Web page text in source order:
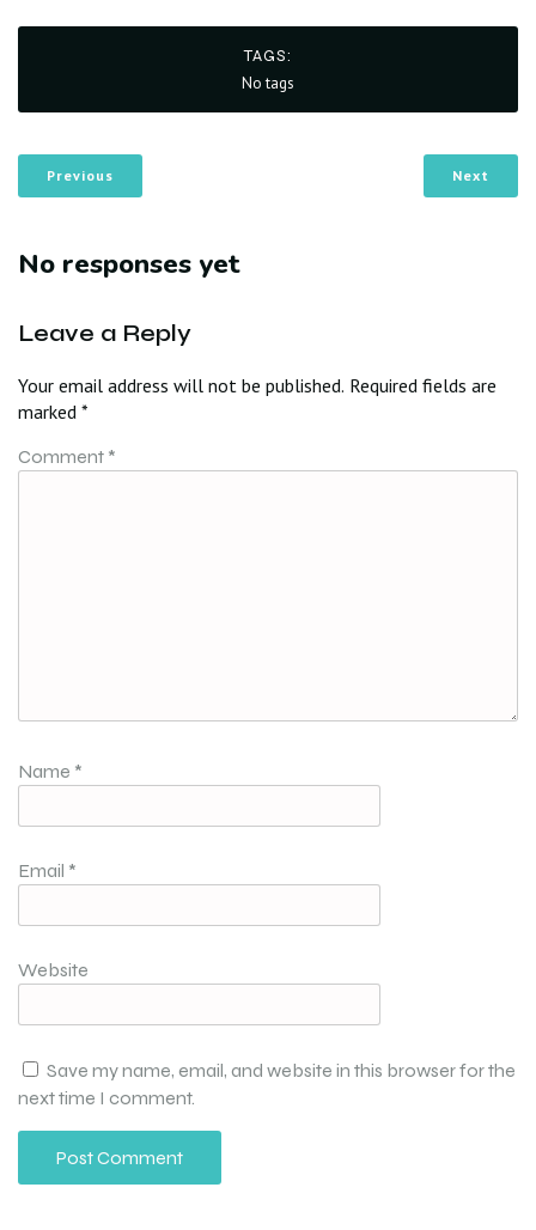
TAGS:
No tags
Previous Next
No responses yet
Leave a Reply
Your email address will not be published. Required fields are
marked *
Comment *
Name *
Email *
Website
Save my name, email, and website in this browser for the
next time I comment.